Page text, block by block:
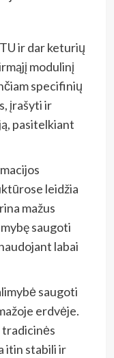
ir dar keturių
modulinį
specifinių
įrašyti ir
pasitelkiant
leidžia
mažus
saugoti
labai
saugoti
erdvėje.
tradicinės
itin stabili ir